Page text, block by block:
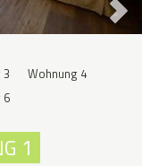
Wohnung 4
6
1